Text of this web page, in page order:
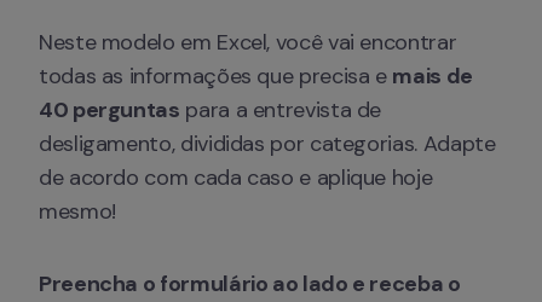
Neste modelo em Excel, você vai encontrar
todas as informações que precisa e mais de
40 perguntas para a entrevista de
desligamento, divididas por categorias. Adapte
de acordo com cada caso e aplique hoje
mesmo!
Preencha o formulário ao lado e receba o